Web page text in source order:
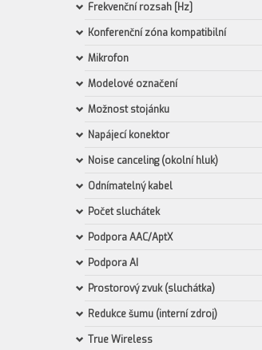
Frekvenční rozsah [Hz]
Konferenční zóna kompatibilní
Mikrofon
Modelové označení
Možnost stojánku
Napájecí konektor
Noise canceling (okolní hluk)
Odnímatelný kabel
Počet sluchátek
Podpora AAC/AptX
Podpora AI
Prostorový zvuk (sluchátka)
Redukce šumu (interní zdroj)
True Wireless